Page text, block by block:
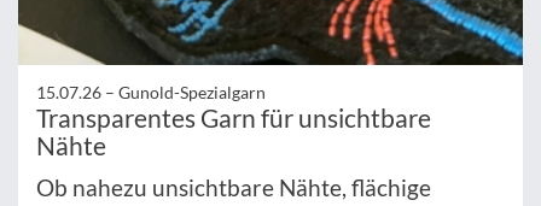
15.07.26 – Gunold-Spezialgarn
Transparentes Garn für unsichtbare
Nähte
Ob nahezu unsichtbare Nähte, flächige